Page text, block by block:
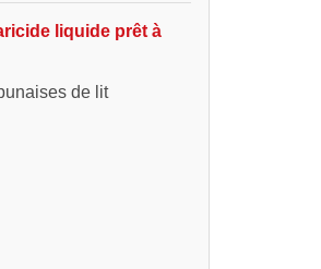
liquide prêt à
de lit